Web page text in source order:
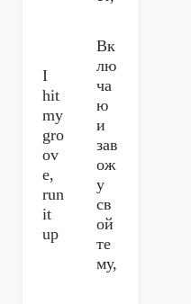
I
hit
my
gro
ov
e,
run
it
up
Вк
лю
ча
ю
и
зав
ож
у
св
ой
те
му,